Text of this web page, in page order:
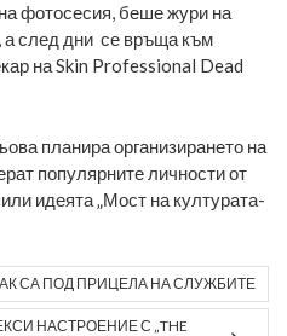
фотосесия, беше жури на
а след дни се връща към
на Skin Professional Dead
планира организирането на
популярните личности от
идеята „Мост на културата-
СА ПОД ПРИЦЕЛА НА СЛУЖБИТЕ
НАСТРОЕНИЕ С „THE